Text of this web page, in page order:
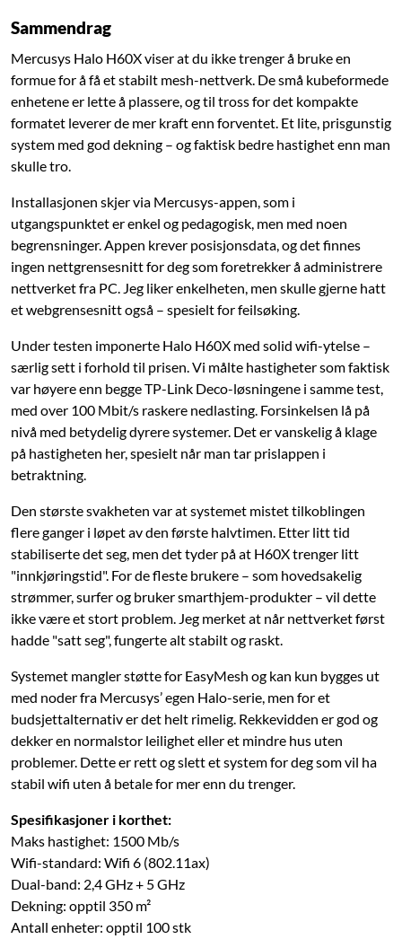
Sammendrag
Mercusys Halo H60X viser at du ikke trenger å bruke en
formue for å få et stabilt mesh-nettverk. De små kubeformede
enhetene er lette å plassere, og til tross for det kompakte
formatet leverer de mer kraft enn forventet. Et lite, prisgunstig
system med god dekning – og faktisk bedre hastighet enn man
skulle tro.
Installasjonen skjer via Mercusys-appen, som i
utgangspunktet er enkel og pedagogisk, men med noen
begrensninger. Appen krever posisjonsdata, og det finnes
ingen nettgrensesnitt for deg som foretrekker å administrere
nettverket fra PC. Jeg liker enkelheten, men skulle gjerne hatt
et webgrensesnitt også – spesielt for feilsøking.
Under testen imponerte Halo H60X med solid wifi-ytelse –
særlig sett i forhold til prisen. Vi målte hastigheter som faktisk
var høyere enn begge TP-Link Deco-løsningene i samme test,
med over 100 Mbit/s raskere nedlasting. Forsinkelsen lå på
nivå med betydelig dyrere systemer. Det er vanskelig å klage
på hastigheten her, spesielt når man tar prislappen i
betraktning.
Den største svakheten var at systemet mistet tilkoblingen
flere ganger i løpet av den første halvtimen. Etter litt tid
stabiliserte det seg, men det tyder på at H60X trenger litt
"innkjøringstid". For de fleste brukere – som hovedsakelig
strømmer, surfer og bruker smarthjem-produkter – vil dette
ikke være et stort problem. Jeg merket at når nettverket først
hadde "satt seg", fungerte alt stabilt og raskt.
Systemet mangler støtte for EasyMesh og kan kun bygges ut
med noder fra Mercusys’ egen Halo-serie, men for et
budsjettalternativ er det helt rimelig. Rekkevidden er god og
dekker en normalstor leilighet eller et mindre hus uten
problemer. Dette er rett og slett et system for deg som vil ha
stabil wifi uten å betale for mer enn du trenger.
Spesifikasjoner i korthet:
Maks hastighet: 1500 Mb/s
Wifi-standard: Wifi 6 (802.11ax)
Dual-band: 2,4 GHz + 5 GHz
Dekning: opptil 350 m²
Antall enheter: opptil 100 stk